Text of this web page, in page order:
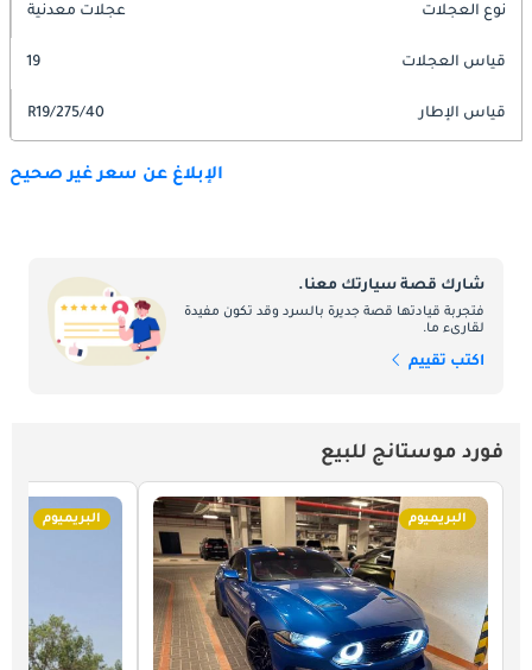
نوع العجلات عجلات معدنية
قياس العجلات 19
قياس الإطار 275/40/R19
الإبلاغ عن سعر غير صحيح
شارك قصة سيارتك معنا.
فتجربة قيادتها قصة جديرة بالسرد وقد تكون مفيدة
لقارىء ما.
اكتب تقييم
فورد موستانج للبيع
البريميوم البريميوم